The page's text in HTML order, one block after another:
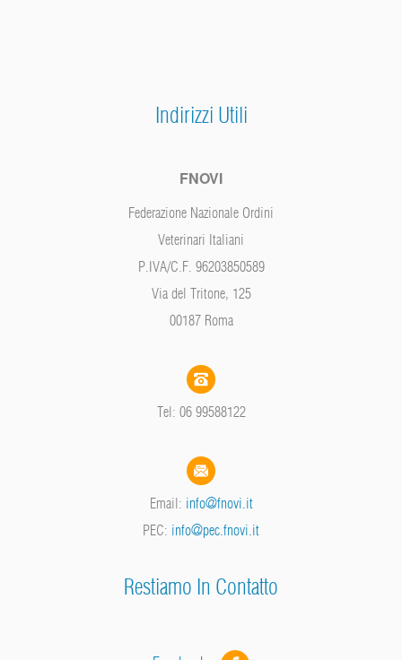
Indirizzi Utili
FNOVI
Federazione Nazionale Ordini
Veterinari Italiani
P.IVA/C.F. 96203850589
Via del Tritone, 125
00187 Roma
Tel: 06 99588122
Email: info@fnovi.it
PEC: info@pec.fnovi.it
Restiamo In Contatto